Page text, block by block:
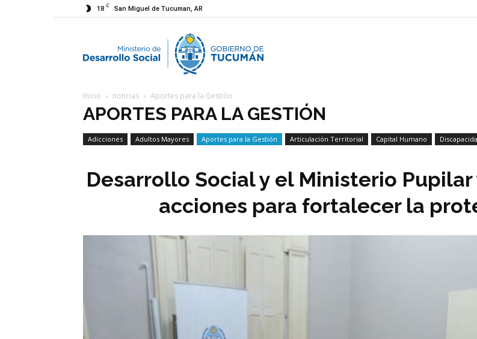
18 C San Miguel de Tucuman, AR
Ministerio
Desarrollo
Inicio noticias Aportes para la Gestión
APORTES PARA LA GESTIÓN
Adicciones Adultos Mayores Aportes para la Gestión Articulación Territorial Capital Humano
Desarrollo Social y el Ministerio
acciones para fortalecer la